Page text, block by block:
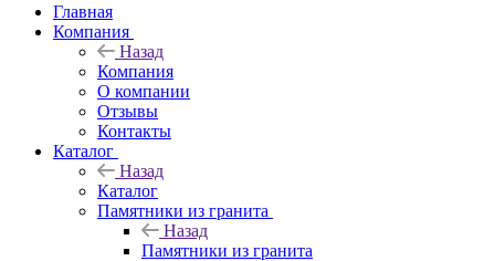
Главная
Компания
Назад
Компания
О компании
Отзывы
Контакты
Каталог
Назад
Каталог
Памятники из гранита
Назад
Памятники из гранита